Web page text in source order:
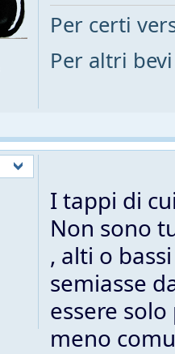
Per certi
Per altri bevi
I tappi di
Non sono
, alti o
semiasse
essere
meno